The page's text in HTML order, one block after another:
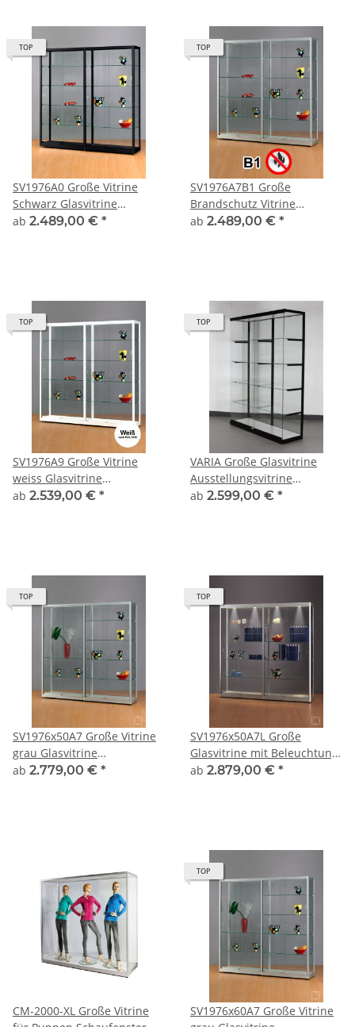
Vitrinenschrank
TOP
SV1976A0 Große Vitrine
Schwarz Glasvitrine
Ausstellungsvitrine
ab 2.489,00 € *
TOP
SV1976A7B1 Große
Brandschutz Vitrine
abschließbar Glas Alu Silber
ab 2.489,00 € *
TOP
SV1976A9 Große Vitrine
weiss Glasvitrine
Ausstellungsvitrine
ab 2.539,00 € *
TOP
VARIA Große Glasvitrine
Ausstellungsvitrine
abschließbar mit
ab 2.599,00 € *
TOP
SV1976x50A7 Große Vitrine
grau Glasvitrine
Ausstellungsvitrine
ab 2.779,00 € *
TOP
SV1976x50A7L Große
Glasvitrine mit Beleuchtung
grau Glasvitrine
ab 2.879,00 € *
CM-2000-XL Große Vitrine
TOP
SV1976x60A7 Große Vitrine